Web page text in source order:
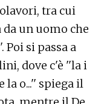
tra cui
un uomo che
Poi si passa a
dove c'è ''la i
la o...'' spiega il